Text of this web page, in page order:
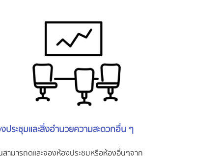
ประชุมและสิ่งอำนวยความสะดวกอื่น ๆ
ามารถดูและจองห้องประชุมหรือห้องอื่นๆจาก